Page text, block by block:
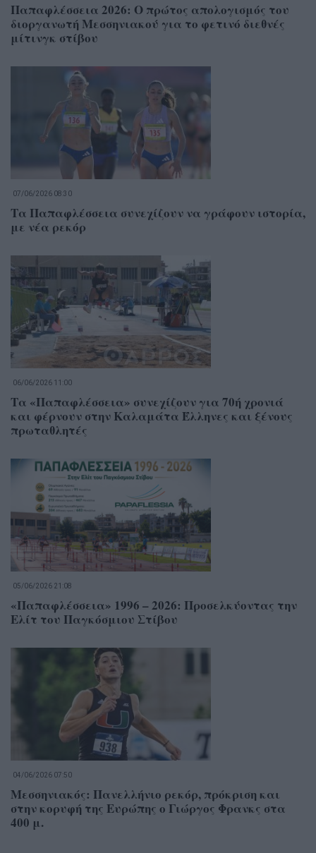
Παπαφλέσσεια 2026: Ο πρώτος απολογισμός του
διοργανωτή Μεσσηνιακού για το φετινό διεθνές
μίτινγκ στίβου
07/06/2026 08:30
Τα Παπαφλέσσεια συνεχίζουν να γράφουν ιστορία,
με νέα ρεκόρ
06/06/2026 11:00
Τα «Παπαφλέσσεια» συνεχίζουν για 70ή χρονιά
και φέρνουν στην Καλαμάτα Έλληνες και ξένους
πρωταθλητές
05/06/2026 21:08
«Παπαφλέσσεια» 1996 – 2026: Προσελκύοντας την
Ελίτ του Παγκόσμιου Στίβου
04/06/2026 07:50
Μεσσηνιακός: Πανελλήνιο ρεκόρ, πρόκριση και
στην κορυφή της Ευρώπης ο Γιώργος Φρανκς στα
400 μ.